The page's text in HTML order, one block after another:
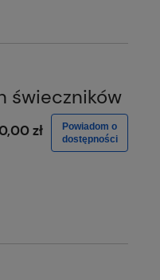
świeczników
zł
Powiadom o
dostępności